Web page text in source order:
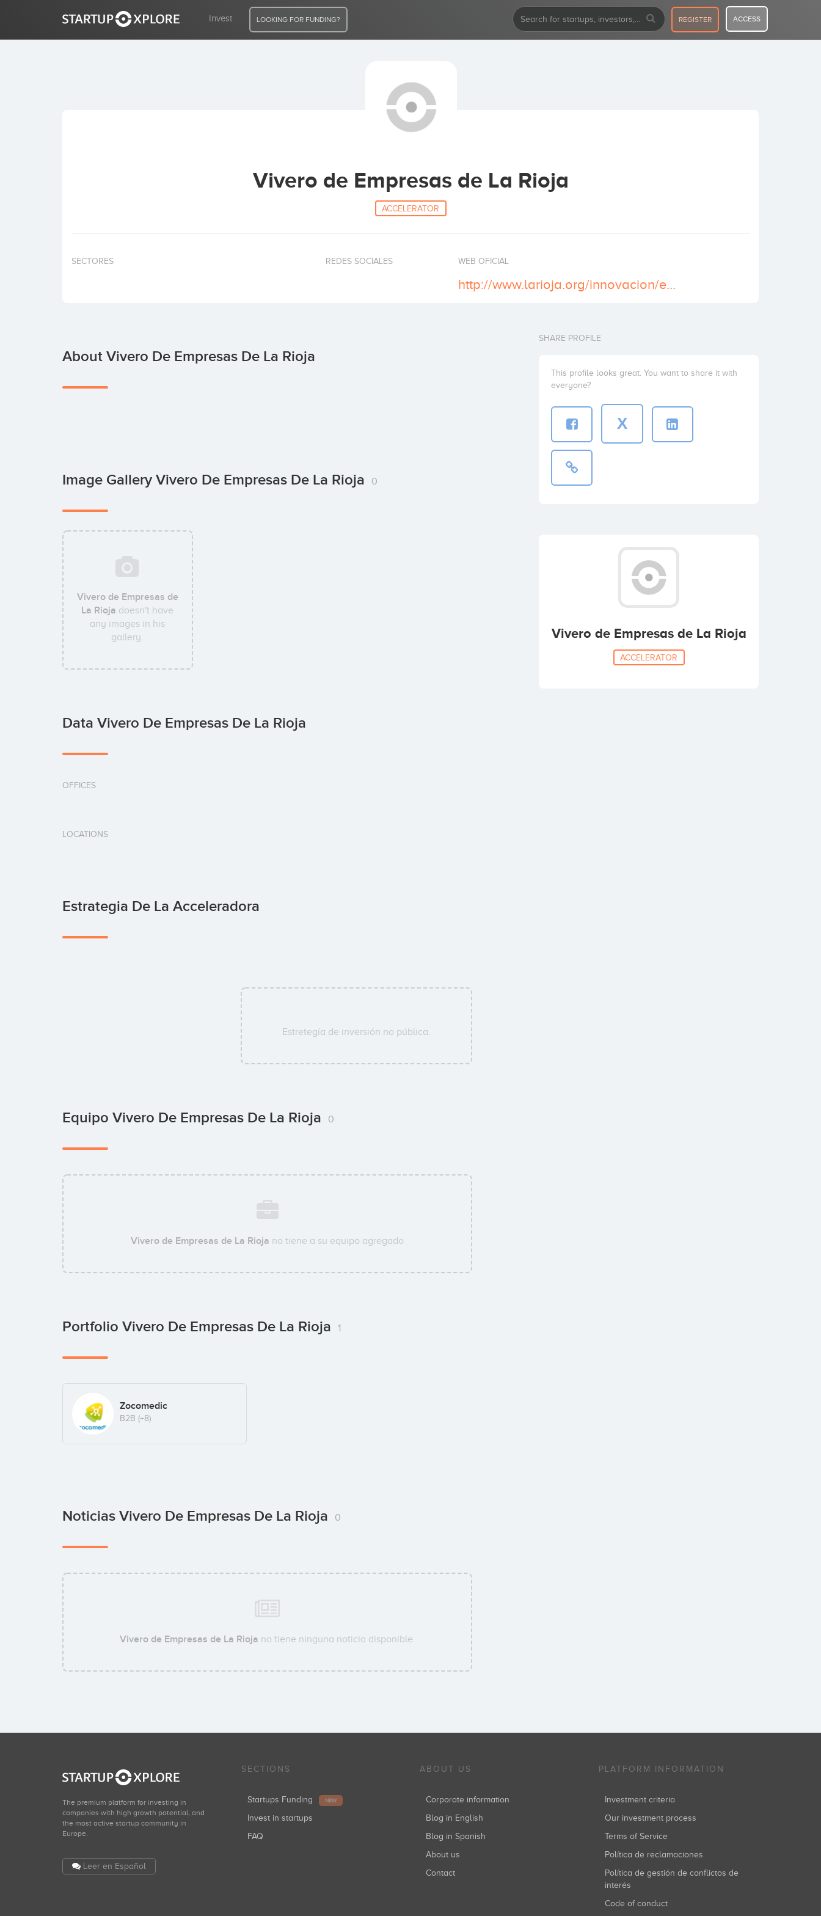
Invest LOOKING FOR FUNDING? REGISTER ACCESS
Vivero de Empresas de La Rioja
ACCELERATOR
SECTORES REDES SOCIALES WEB OFICIAL
http://www.larioja.org/innovacion/es/vivero-empresas/vivero-empresas
About Vivero De Empresas De La Rioja
Image Gallery Vivero De Empresas De La Rioja 0
Vivero de Empresas de
La Rioja doesn't have
any images in his
gallery.
Data Vivero De Empresas De La Rioja
OFFICES
LOCATIONS
Estrategia De La Acceleradora
Estretegía de inversión no pública.
Equipo Vivero De Empresas De La Rioja 0
Vivero de Empresas de La Rioja no tiene a su equipo agregado
Portfolio Vivero De Empresas De La Rioja 1
Zocomedic
B2B (+8)
Noticias Vivero De Empresas De La Rioja 0
Vivero de Empresas de La Rioja no tiene ninguna noticia disponible.
SHARE PROFILE
This profile looks great. You want to share it with
everyone?
X
Vivero de Empresas de La Rioja
ACCELERATOR
The premium platform for investing in
companies with high growth potential, and
the most active startup community in
Europe.
Leer en Español
SECTIONS
Startups Funding NEW
Invest in startups
FAQ
ABOUT US
Corporate information
Blog in English
Blog in Spanish
About us
Contact
PLATFORM INFORMATION
Investment criteria
Our investment process
Terms of Service
Política de reclamaciones
Política de gestión de conflictos de
interés
Code of conduct